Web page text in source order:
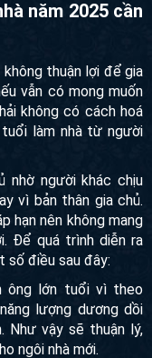
không thuận lợi để
nếu vẫn có mong
phải không có
mượn tuổi làm nhà
người khác chịu
vì bản thân gia chủ.
hạn nên không
mới. Để quá trình
lưu ý một số điều sau
ông lớn tuổi vì theo